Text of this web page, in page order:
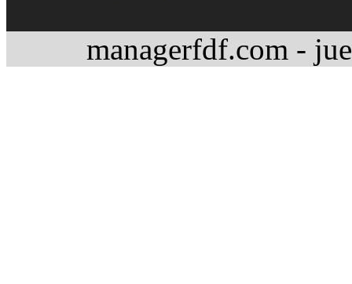
managerfdf.com -